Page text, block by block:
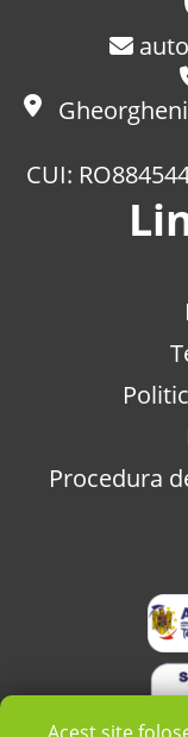
CUI:
Procedura